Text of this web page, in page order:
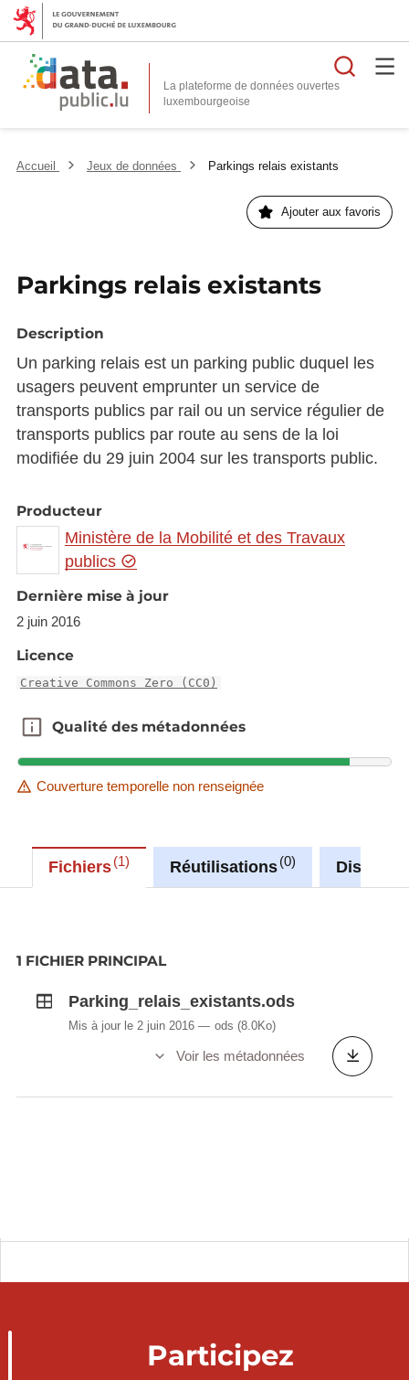
La plateforme de données ouvertes
Accueil Jeux de données Parkings relais existants
Ajouter aux favoris
Parkings relais existants
Description
Un parking relais est un parking public duquel les
usagers peuvent emprunter un service de
transports publics par rail ou un service régulier de
transports publics par route au sens de la loi
modifiée du 29 juin 2004 sur les transports public.
Producteur
Ministère de la Mobilité et des Travaux
publics
Dernière mise à jour
2 juin 2016
Licence
Creative Commons Zero (CC0)
Qualité des métadonnées
Qualité des métadonnées
Couverture temporelle non renseignée
Fichiers 1 Réutilisations 0
1 FICHIER PRINCIPAL
Parking_relais_existants.ods
Mis à jour le 2 juin 2016 ods (8.0Ko)
Voir les métadonnées
Participez